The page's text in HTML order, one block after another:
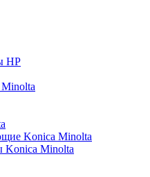
HP
Konica Minolta
Konica Minolta